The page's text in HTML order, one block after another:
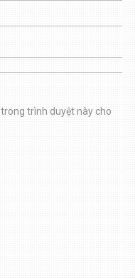
trình duyệt này cho